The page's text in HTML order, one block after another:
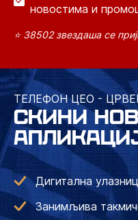
новостима и
⭐ 38502 звездаша се
ТЕЛЕФОН ЦЕО -
СКИНИ
Дигитална
Занимљива